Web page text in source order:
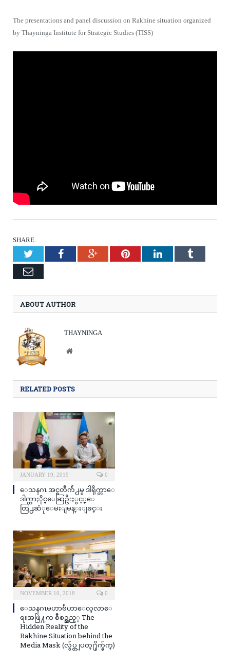
The presentations and panel discussion on Rakhine situation organized
by Thayninga Institute for Strategic Studies (TISS)
SHARE.
TwitterFacebookGoogle+PinterestLinkedInTumblr
Email
ABOUT AUTHOR
THAYNINGA
Website
RELATED POSTS
JANUARY 19, 2019 0
ေသနဂၤ အင္စတီက်ဴ႕မွ ဒါရိုက္တာေ
ဒါက္တာႏိုင္ေဆြဦးႏွင့္ေ
တြ႕ဆံုေမးျမန္းျခင္း
NOVEMBER 10, 2018 0
ေသနဂၤမဟာဗ်ဴဟာေလ့လာေ
ရးအဖြဲ႔က စီစဥ္သည့္ The
Hidden Reality of the
Rakhine Situation behind the
Media Mask (လွ်ပ္တျပတ္႐ိုက္ခ်က္)